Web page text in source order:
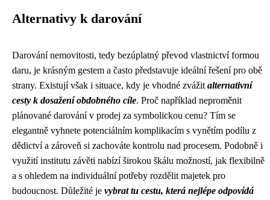
Alternativy k darování
Darování nemovitosti, tedy bezúplatný převod vlastnictví formou
daru, je krásným gestem a často představuje ideální řešení pro obě
strany. Existují však i situace, kdy je vhodné zvážit alternativní
cesty k dosažení obdobného cíle. Proč například neproměnit
plánované darování v prodej za symbolickou cenu? Tím se
elegantně vyhnete potenciálním komplikacím s vynětím podílu z
dědictví a zároveň si zachováte kontrolu nad procesem. Podobně i
využití institutu závěti nabízí širokou škálu možností, jak flexibilně
a s ohledem na individuální potřeby rozdělit majetek pro
budoucnost. Důležité je vybrat tu cestu, která nejlépe odpovídá